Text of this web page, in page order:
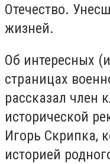
Отечество.
жизней.
Об интересных
страницах
рассказал член
исторической
Игорь Скрипка,
историей